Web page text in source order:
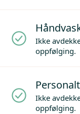
Ikke
oppfølging.
Ikke
oppfølging.